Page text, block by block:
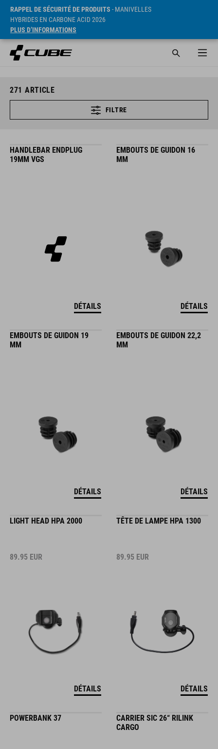
RAPPEL DE SÉCURITÉ DE PRODUITS - MANIVELLES
HYBRIDES EN CARBONE ACID 2026
PLUS D’INFORMATIONS
271 ARTICLE
FILTRE
HANDLEBAR ENDPLUG
19MM VGS
DÉTAILS
EMBOUTS DE GUIDON 16
MM
DÉTAILS
EMBOUTS DE GUIDON 19
MM
DÉTAILS
EMBOUTS DE GUIDON 22,2
MM
DÉTAILS
LIGHT HEAD HPA 2000
89.95 EUR
DÉTAILS
TÊTE DE LAMPE HPA 1300
89.95 EUR
DÉTAILS
POWERBANK 37
CARRIER SIC 26“ RILINK
CARGO